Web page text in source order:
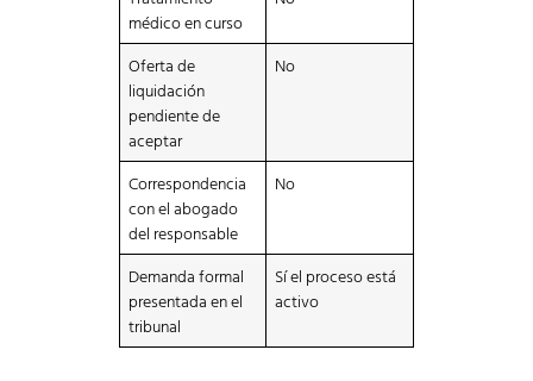
médico en curso
Oferta de
liquidación
pendiente de
aceptar
No
Correspondencia
con el abogado
del responsable
No
Demanda formal
presentada en el
tribunal
Sí el proceso está
activo